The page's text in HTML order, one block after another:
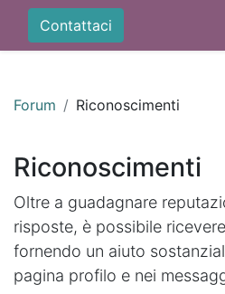
Contattaci
Forum Riconoscimenti
Riconoscimenti
Oltre a guadagnare
risposte, è possibile
fornendo un aiuto
pagina profilo e nei